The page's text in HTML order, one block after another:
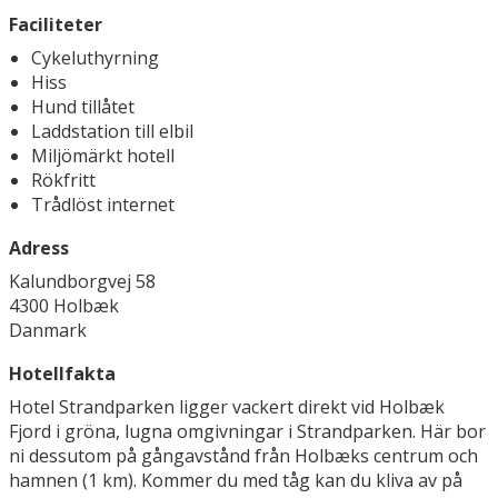
Faciliteter
Cykeluthyrning
Hiss
Hund tillåtet
Laddstation till elbil
Miljömärkt hotell
Rökfritt
Trådlöst internet
Adress
Kalundborgvej 58
4300 Holbæk
Danmark
Hotellfakta
Hotel Strandparken ligger vackert direkt vid Holbæk
Fjord i gröna, lugna omgivningar i Strandparken. Här bor
ni dessutom på gångavstånd från Holbæks centrum och
hamnen (1 km). Kommer du med tåg kan du kliva av på